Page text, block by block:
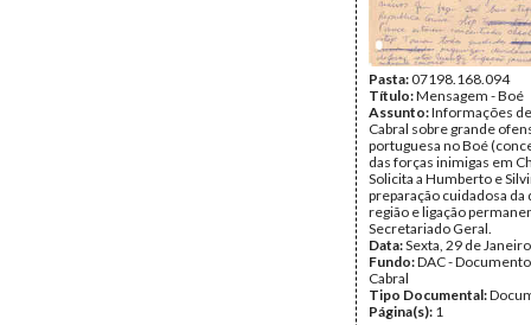
Pasta:07198.168.094
Título:Mensagem - Boé
Assunto:Informações
Cabral sobre grande
portuguesa no Boé
das forças inimigas em
Solicita a Humberto e
preparação cuidadosa da
região e ligação
Secretariado Geral.
Data:Sexta, 29 de
Fundo:DAC -
Cabral
Tipo Documental:
Página(s): 1